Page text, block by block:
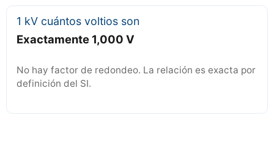
1 kV cuántos voltios son
Exactamente 1,000 V
No hay factor de redondeo. La relación es exacta por
definición del SI.